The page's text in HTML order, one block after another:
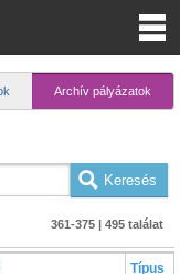
Archív pályázatok
361-375 | 495 találat
Típus